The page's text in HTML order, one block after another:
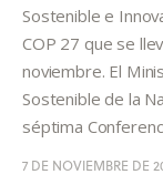
Proyectos
Informes
Sostenible e
COP 27 que se
noviembre. El
Sostenible de la
séptima
7 DE NOVIEMBRE DE